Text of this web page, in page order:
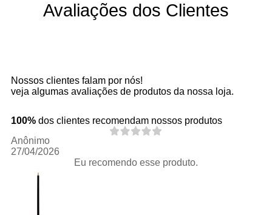
Avaliações dos Clientes
Nossos clientes falam por nós!
veja algumas avaliações de produtos da nossa loja.
100% dos clientes recomendam nossos produtos
Anônimo
27/04/2026
Eu recomendo esse produto.